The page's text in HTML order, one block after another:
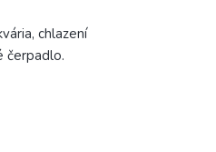
chlazení
čerpadlo.